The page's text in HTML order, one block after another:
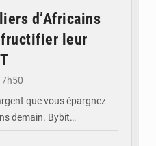
d’Africains
leur
que vous épargnez
demain. Bybit…